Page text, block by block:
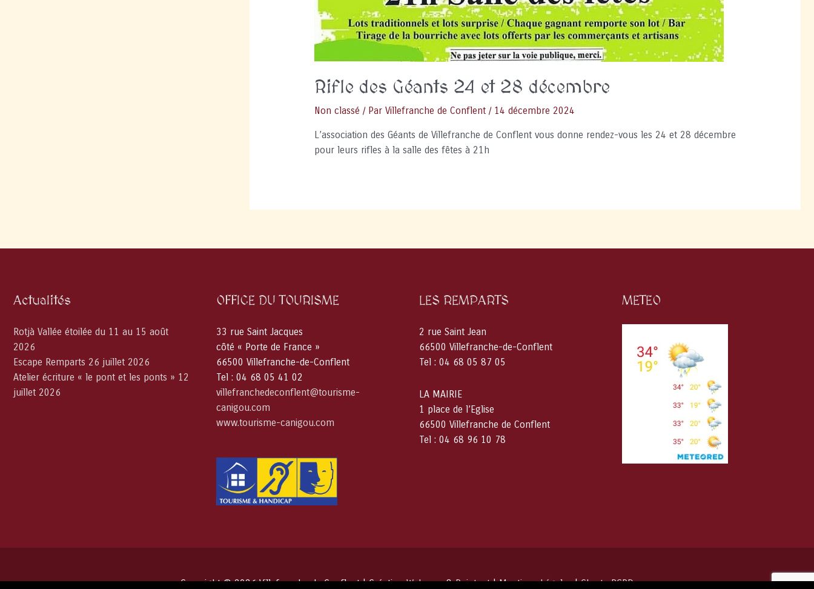
Rifle des Géants 24 et 28 décembre
Non classé / Par Villefranche de Conflent / 14 décembre 2024
L’association des Géants de Villefranche de Conflent vous donne rendez-vous les 24 et 28 décembre
pour leurs rifles à la salle des fêtes à 21h
Actualités
Rotjà Vallée étoilée du 11 au 15 août
2026
Escape Remparts 26 juillet 2026
Atelier écriture « le pont et les ponts » 12
juillet 2026
OFFICE DU TOURISME
33 rue Saint Jacques
côté « Porte de France »
66500 Villefranche-de-Conflent
Tel : 04 68 05 41 02
villefranchedeconflent@tourisme-
canigou.com
www.tourisme-canigou.com
LES REMPARTS
2 rue Saint Jean
66500 Villefranche-de-Conflent
Tel : 04 68 05 87 05
LA MAIRIE
1 place de l’Eglise
66500 Villefranche de Conflent
Tel : 04 68 96 10 78
METEO
Copyright © 2026Villefranche de Conflent| CréationWebness&Pointnet|Mentions Légales|Charte RGPD